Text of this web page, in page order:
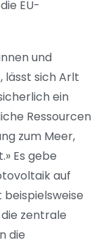
EU-
und
lässt sich Arlt
ein
Ressourcen
zum Meer,
Es gebe
auf
zentrale
die